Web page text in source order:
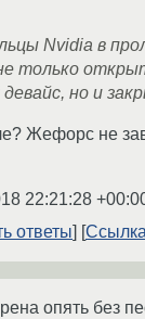
Nvidia в
только
девайс, но и
Жефорс не
22:21:28
ответы
Ссылка
опять без